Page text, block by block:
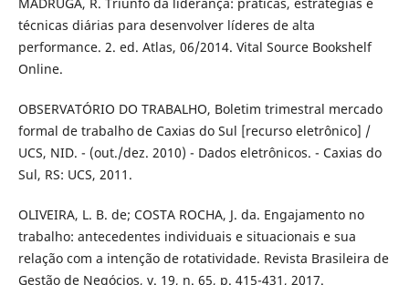
técnicas diárias para desenvolver líderes de alta
performance. 2. ed. Atlas, 06/2014. Vital Source Bookshelf
Online.
OBSERVATÓRIO DO TRABALHO, Boletim trimestral mercado
formal de trabalho de Caxias do Sul [recurso eletrônico] /
UCS, NID. - (out./dez. 2010) - Dados eletrônicos. - Caxias do
Sul, RS: UCS, 2011.
OLIVEIRA, L. B. de; COSTA ROCHA, J. da. Engajamento no
trabalho: antecedentes individuais e situacionais e sua
relação com a intenção de rotatividade. Revista Brasileira de
Gestão de Negócios, v. 19, n. 65, p. 415-431, 2017.